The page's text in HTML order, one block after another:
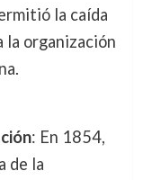
la caída
la organización
: En 1854,
de la